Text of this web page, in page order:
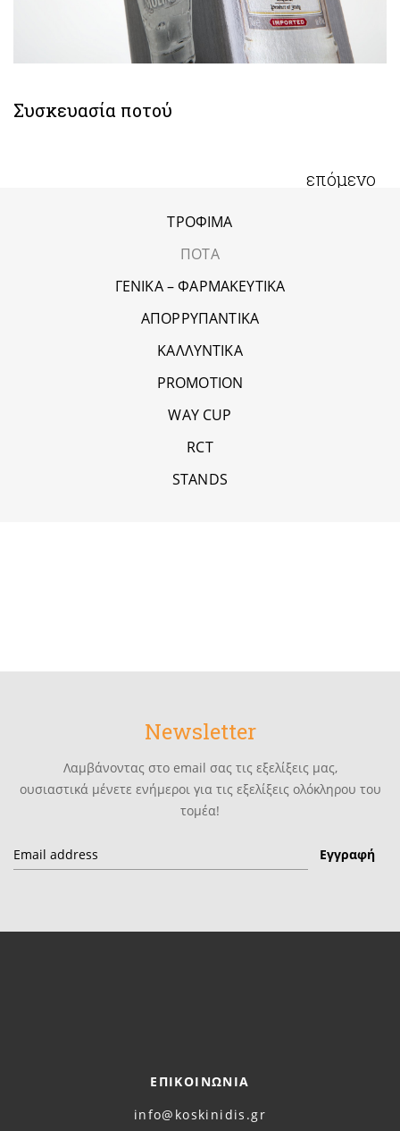
Συσκευασία ποτού
επόμενο
ΤΡΟΦΙΜΑ
ΠΟΤΑ
ΓΕΝΙΚΑ – ΦΑΡΜΑΚΕΥΤΙΚΑ
ΑΠΟΡΡΥΠΑΝΤΙΚΑ
ΚΑΛΛΥΝΤΙΚΑ
PROMOTION
WAY CUP
RCT
STANDS
Newsletter
Λαμβάνοντας στο email σας τις εξελίξεις μας,
ουσιαστικά μένετε ενήμεροι για τις εξελίξεις ολόκληρου του
τομέα!
ΕΠΙΚΟΙΝΩΝΙΑ
info@koskinidis.gr